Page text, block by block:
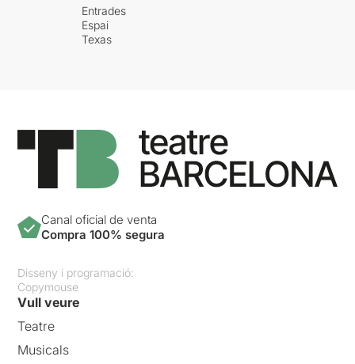
Entrades
Espai
Texas
Canal oficial de venta
Compra 100% segura
Disseny i programació:
Copymouse
Vull veure
Teatre
Musicals